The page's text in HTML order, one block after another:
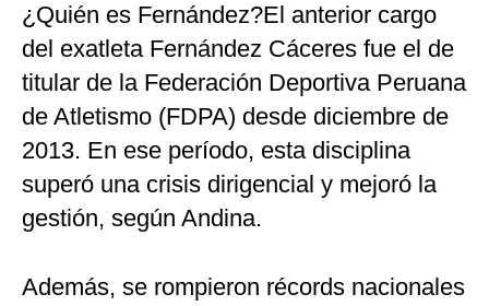
¿Quién es Fernández?El anterior cargo
del exatleta Fernández Cáceres fue el de
titular de la Federación Deportiva Peruana
de Atletismo (FDPA) desde diciembre de
2013. En ese período, esta disciplina
superó una crisis dirigencial y mejoró la
gestión, según Andina.
Además, se rompieron récords nacionales